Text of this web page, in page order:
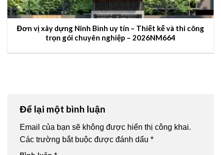
Đơn vị xây dựng Ninh Bình uy tín – Thiết kế và thi công
trọn gói chuyên nghiệp – 2026NM664
Để lại một bình luận
Email của bạn sẽ không được hiển thị công khai.
Các trường bắt buộc được đánh dấu *